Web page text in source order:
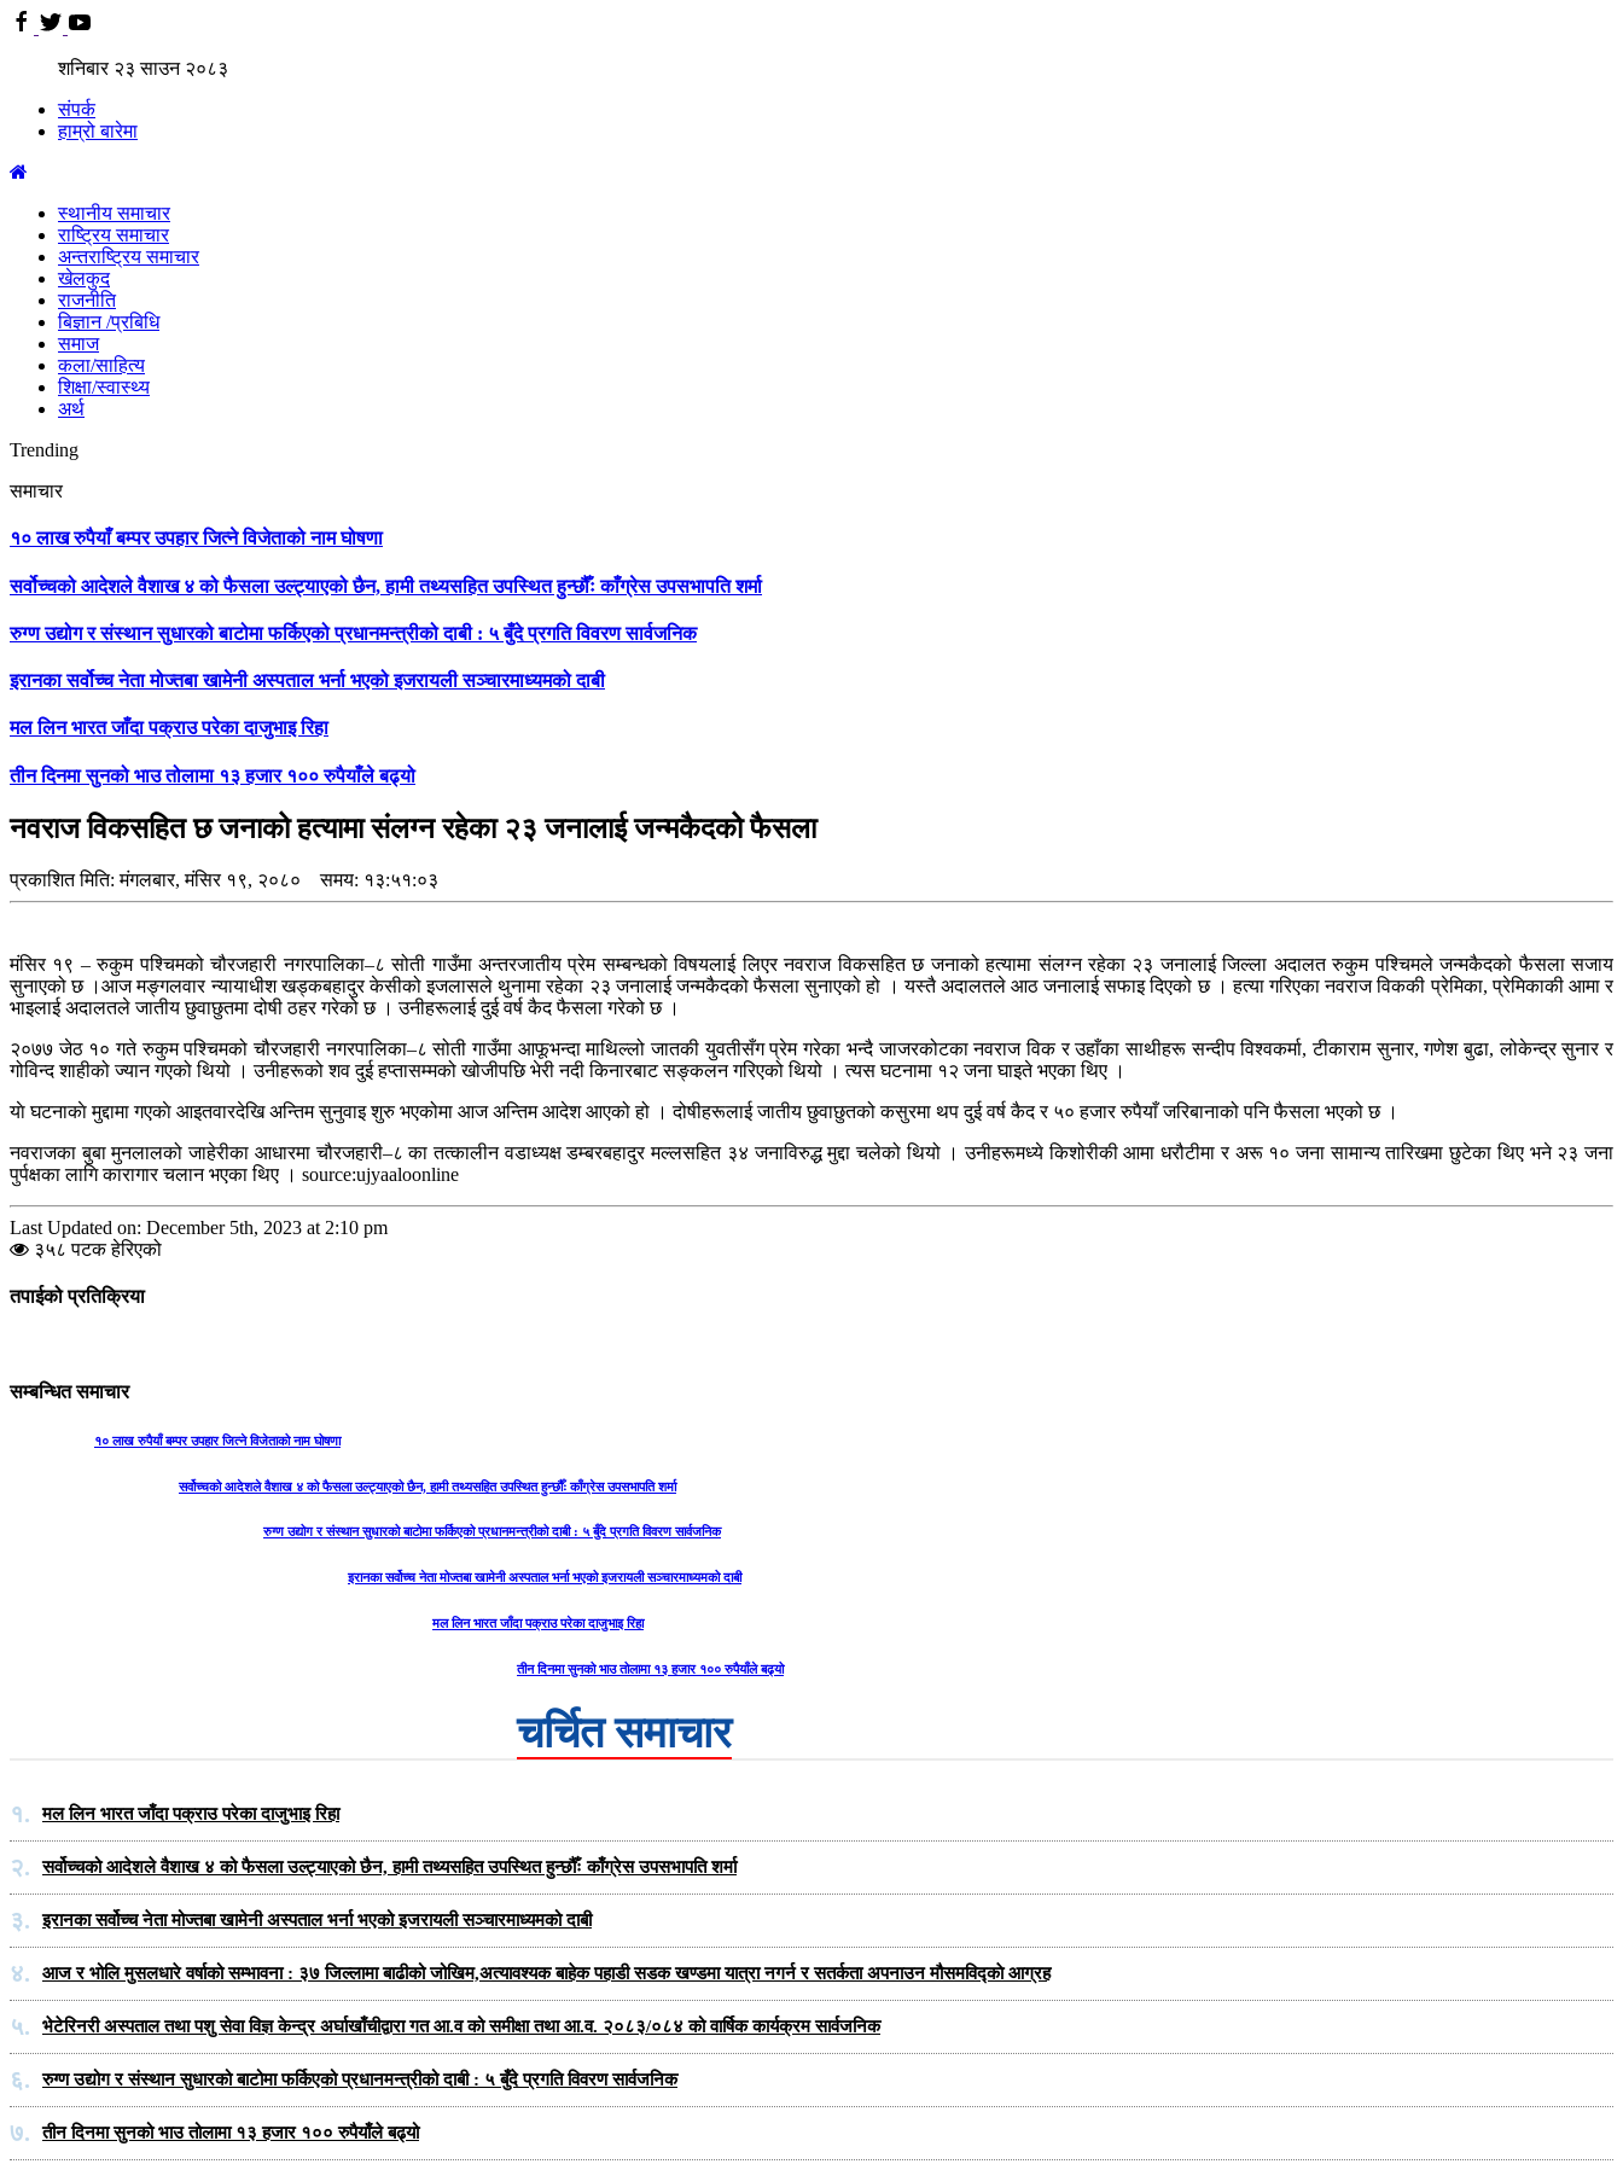
शनिबार २३साउन २०८३
संपर्क
हाम्रो बारेमा
स्थानीय समाचार
राष्ट्रिय समाचार
अन्तराष्ट्रिय समाचार
खेलकुद
राजनीति
बिज्ञान /प्रबिधि
समाज
कला/साहित्य
शिक्षा/स्वास्थ्य
अर्थ
Trending
समाचार
१० लाख रुपैयाँ बम्पर उपहार जित्ने विजेताको नाम घोषणा
सर्वोच्चको आदेशले वैशाख ४ को फैसला उल्ट्याएको छैन, हामी तथ्यसहित उपस्थित हुन्छौँः काँग्रेस उपसभापति शर्मा
रुग्ण उद्योग र संस्थान सुधारको बाटोमा फर्किएको प्रधानमन्त्रीको दाबी : ५ बुँदे प्रगति विवरण सार्वजनिक
इरानका सर्वोच्च नेता मोज्तबा खामेनी अस्पताल भर्ना भएको इजरायली सञ्चारमाध्यमको दाबी
मल लिन भारत जाँदा पक्राउ परेका दाजुभाइ रिहा
तीन दिनमा सुनको भाउ तोलामा १३ हजार १०० रुपैयाँले बढ्यो
नवराज विकसहित छ जनाको हत्यामा संलग्न रहेका २३ जनालाई जन्मकैदको फैसला
प्रकाशित मिति:मंगलबार, मंसिर १९, २०८० समय: १३:५१:०३
मंसिर १९ – रुकुम पश्चिमको चौरजहारी नगरपालिका–८ सोती गाउँमा अन्तरजातीय प्रेम सम्बन्धको विषयलाई लिएर नवराज विकसहित छ जनाको हत्यामा संलग्न रहेका २३ जनालाई जिल्ला अदालत रुकुम पश्चिमले जन्मकैदको फैसला सजाय
सुनाएको छ ।आज मङ्गलवार न्यायाधीश खड्कबहादुर केसीको इजलासले थुनामा रहेका २३ जनालाई जन्मकैदको फैसला सुनाएको हो । यस्तै अदालतले आठ जनालाई सफाइ दिएको छ । हत्या गरिएका नवराज विककी प्रेमिका, प्रेमिकाकी आमा र
भाइलाई अदालतले जातीय छुवाछुतमा दोषी ठहर गरेको छ । उनीहरूलाई दुई वर्ष कैद फैसला गरेको छ ।
२०७७ जेठ १० गते रुकुम पश्चिमको चौरजहारी नगरपालिका–८ सोती गाउँमा आफूभन्दा माथिल्लो जातकी युवतीसँग प्रेम गरेका भन्दै जाजरकोटका नवराज विक र उहाँका साथीहरू सन्दीप विश्वकर्मा, टीकाराम सुनार, गणेश बुढा, लोकेन्द्र सुनार र
गोविन्द शाहीको ज्यान गएको थियो । उनीहरूको शव दुई हप्तासम्मको खोजीपछि भेरी नदी किनारबाट सङ्कलन गरिएको थियो । त्यस घटनामा १२ जना घाइते भएका थिए ।
याे घटनाकाे मुद्दामा गएकाे आइतवारदेखि अन्तिम सुनुवाइ शुरु भएकोमा आज अन्तिम आदेश आएको हो । दोषीहरूलाई जातीय छुवाछुतको कसुरमा थप दुई वर्ष कैद र ५० हजार रुपैयाँ जरिबानाको पनि फैसला भएको छ ।
नवराजका बुबा मुनलालको जाहेरीका आधारमा चौरजहारी–८ का तत्कालीन वडाध्यक्ष डम्बरबहादुर मल्लसहित ३४ जनाविरुद्ध मुद्दा चलेको थियो । उनीहरूमध्ये किशोरीकी आमा धरौटीमा र अरू १० जना सामान्य तारिखमा छुटेका थिए भने २३ जना
पुर्पक्षका लागि कारागार चलान भएका थिए । source:ujyaaloonline
Last Updated on: December 5th, 2023 at 2:10 pm
३५८ पटक हेरिएको
तपाईको प्रतिक्रिया
सम्बन्धित समाचार
१० लाख रुपैयाँ बम्पर उपहार जित्ने विजेताको नाम घोषणा
सर्वोच्चको आदेशले वैशाख ४ को फैसला उल्ट्याएको छैन, हामी तथ्यसहित उपस्थित हुन्छौँः काँग्रेस उपसभापति शर्मा
रुग्ण उद्योग र संस्थान सुधारको बाटोमा फर्किएको प्रधानमन्त्रीको दाबी : ५ बुँदे प्रगति विवरण सार्वजनिक
इरानका सर्वोच्च नेता मोज्तबा खामेनी अस्पताल भर्ना भएको इजरायली सञ्चारमाध्यमको दाबी
मल लिन भारत जाँदा पक्राउ परेका दाजुभाइ रिहा
तीन दिनमा सुनको भाउ तोलामा १३ हजार १०० रुपैयाँले बढ्यो
चर्चित समाचार
१. मल लिन भारत जाँदा पक्राउ परेका दाजुभाइ रिहा
२. सर्वोच्चको आदेशले वैशाख ४ को फैसला उल्ट्याएको छैन, हामी तथ्यसहित उपस्थित हुन्छौँः काँग्रेस उपसभापति शर्मा
३. इरानका सर्वोच्च नेता मोज्तबा खामेनी अस्पताल भर्ना भएको इजरायली सञ्चारमाध्यमको दाबी
४. आज र भोलि मुसलधारे वर्षाको सम्भावना : ३७ जिल्लामा बाढीको जोखिम,अत्यावश्यक बाहेक पहाडी सडक खण्डमा यात्रा नगर्न र सतर्कता अपनाउन मौसमविद्काे आग्रह
५. भेटेरिनरी अस्पताल तथा पशु सेवा विज्ञ केन्द्र अर्घाखाँचीद्वारा गत आ.व को समीक्षा तथा आ.व. २०८३/०८४ को वार्षिक कार्यक्रम सार्वजनिक
६. रुग्ण उद्योग र संस्थान सुधारको बाटोमा फर्किएको प्रधानमन्त्रीको दाबी : ५ बुँदे प्रगति विवरण सार्वजनिक
७. तीन दिनमा सुनको भाउ तोलामा १३ हजार १०० रुपैयाँले बढ्यो